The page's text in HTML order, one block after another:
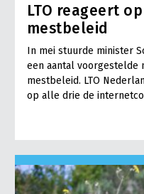
LTO reageert
mestbeleid
In mei stuurde minister
een aantal voorgestelde
mestbeleid. LTO
op alle drie de